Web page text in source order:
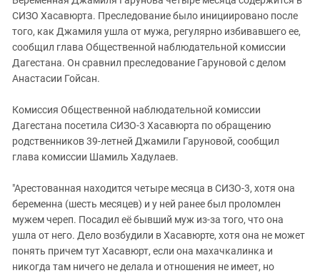
Северная Осетия - Алания
СКФО
Ставропольский край
Чечня
Южный Кавказ
ЮФО
СИЗО Хасавюрта. Преследование было инициировано после
того, как Джамиля ушла от мужа, регулярно избивавшего ее,
сообщил глава Общественной наблюдательной комиссии
Дагестана. Он сравнил преследование Гаруновой с делом
Анастасии Гойсан.
Комиссия Общественной наблюдательной комиссии
Дагестана посетила СИЗО-3 Хасавюрта по обращению
родственников 39-летней Джамили Гаруновой, сообщил
глава комиссии Шамиль Хадулаев.
"Арестованная находится четыре месяца в СИЗО-3, хотя она
беременна (шесть месяцев) и у ней ранее был проломлен
мужем череп. Посадил её бывший муж из-за того, что она
ушла от него. Дело возбудили в Хасавюрте, хотя она не может
понять причем тут Хасавюрт, если она махачкалинка и
никогда там ничего не делала и отношения не имеет, но